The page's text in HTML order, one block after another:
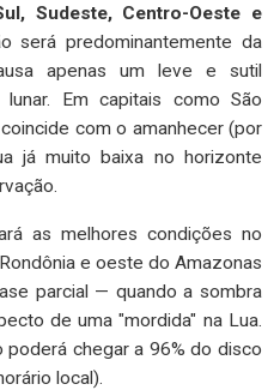
Sudeste, Centro-Oeste e
será predominantemente da
apenas um leve e sutil
Em capitais como São
com o amanhecer (por
já muito baixa no horizonte
as melhores condições no
e oeste do Amazonas
parcial — quando a sombra
de uma "mordida" na Lua.
chegar a 96% do disco
local).